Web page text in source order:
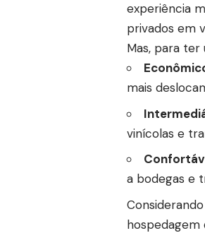
experiência
privados em
Mas, para
mais
vinícolas e
a bodegas e
hospedagem